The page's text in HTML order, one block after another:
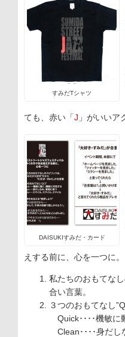
すみだTシャツ
ても、赤い「J 」がいいア
DAISUKIすみだ・カード
えする前に、心を一つに。
私たちのおもてな
合い言葉。
３つのおもてなし
Quick････機敏に
Clean････身だし